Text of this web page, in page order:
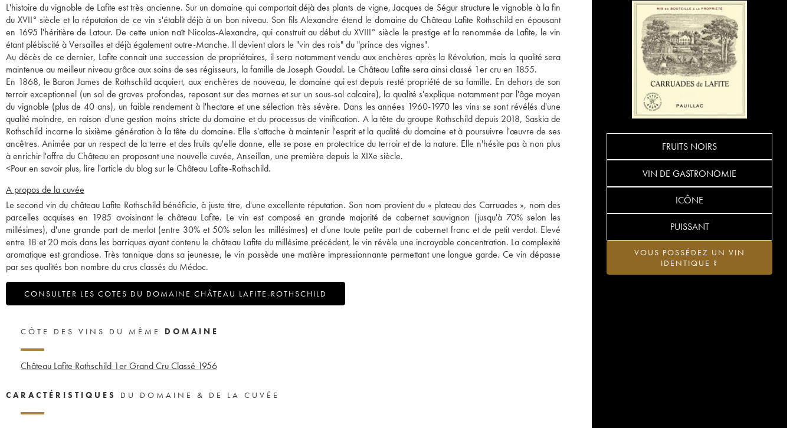
L'histoire du vignoble de Lafite est très ancienne. Sur un domaine qui comportait déjà des plants de vigne, Jacques de Ségur structure le vignoble à la fin
du XVII° siècle et la réputation de ce vin s'établit déjà à un bon niveau. Son fils Alexandre étend le domaine du Château Lafite Rothschild en épousant
en 1695 l'héritière de Latour. De cette union naît Nicolas-Alexandre, qui construit au début du XVIII° siècle le prestige et la renommée de Lafite, le vin
étant plébiscité à Versailles et déjà également outre-Manche. Il devient alors le "vin des rois" du "prince des vignes".
Au décès de ce dernier, Lafite connait une succession de propriétaires, il sera notamment vendu aux enchères après la Révolution, mais la qualité sera
maintenue au meilleur niveau grâce aux soins de ses régisseurs, la famille de Joseph Goudal. Le Château Lafite sera ainsi classé 1er cru en 1855.
En 1868, le Baron James de Rothschild acquiert, aux enchères de nouveau, le domaine qui est depuis resté propriété de sa famille. En dehors de son
terroir exceptionnel (un sol de graves profondes, reposant sur des marnes et sur un sous-sol calcaire), la qualité s'explique notamment par l'âge moyen
du vignoble (plus de 40 ans), un faible rendement à l'hectare et une sélection très sévère. Dans les années 1960-1970 les vins se sont révélés d'une
qualité moindre, en raison d'une gestion moins stricte du domaine et du processus de vinification. A la tête du groupe Rothschild depuis 2018, Saskia de
Rothschild incarne la sixième génération à la tête du domaine. Elle s'attache à maintenir l'esprit et la qualité du domaine et à poursuivre l'œuvre de ses
ancêtres. Animée par un respect de la terre et des fruits qu'elle donne, elle se pose en protectrice du terroir et de la nature. Elle n'hésite pas à non plus
à enrichir l'offre du Château en proposant une nouvelle cuvée, Anseillan, une première depuis le XIXe siècle.
<Pour en savoir plus, lire l'article du blog sur le Château Lafite-Rothschild.
A propos de la cuvée
Le second vin du château Lafite Rothschild bénéficie, à juste titre, d'une excellente réputation. Son nom provient du « plateau des Carruades », nom des
parcelles acquises en 1985 avoisinant le château Lafite. Le vin est composé en grande majorité de cabernet sauvignon (jusqu'à 70% selon les
millésimes), d'une grande part de merlot (entre 30% et 50% selon les millésimes) et d'une toute petite part de cabernet franc et de petit verdot. Elevé
entre 18 et 20 mois dans les barriques ayant contenu le château Lafite du millésime précédent, le vin révèle une incroyable concentration. La complexité
aromatique est grandiose. Très tannique dans sa jeunesse, le vin possède une matière impressionnante permettant une longue garde. Ce vin dépasse
par ses qualités bon nombre du crus classés du Médoc.
CONSULTER LES COTES DU DOMAINE CHÂTEAU LAFITE-ROTHSCHILD
FRUITS NOIRS
VIN DE GASTRONOMIE
ICÔNE
PUISSANT
VOUS POSSÉDEZ UN VIN
IDENTIQUE ?
CÔTE DES VINS DU MÊME DOMAINE
Château Lafite Rothschild 1er Grand Cru Classé 1956
CARACTÉRISTIQUES DU DOMAINE & DE LA CUVÉE